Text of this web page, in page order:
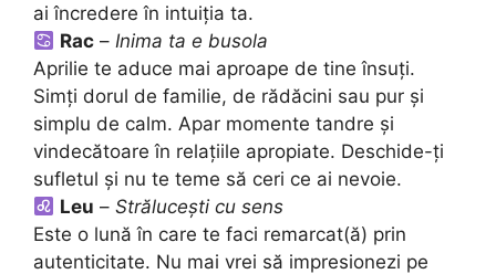
ai încredere în intuiția ta.
Rac – Inima ta e busola
Aprilie te aduce mai aproape de tine însuți.
Simți dorul de familie, de rădăcini sau pur și
simplu de calm. Apar momente tandre și
vindecătoare în relațiile apropiate. Deschide-ți
sufletul și nu te teme să ceri ce ai nevoie.
Leu –Strălucești cu sens
Este o lună în care te faci remarcat(ă) prin
autenticitate. Nu mai vrei să impresionezi pe